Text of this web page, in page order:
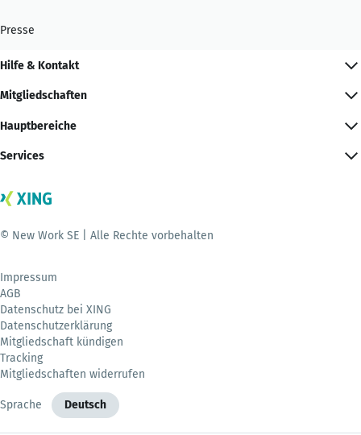
Presse
Hilfe & Kontakt
Mitgliedschaften
Hauptbereiche
Services
© New Work SE | Alle Rechte vorbehalten
Impressum
AGB
Datenschutz bei XING
Datenschutzerklärung
Mitgliedschaft kündigen
Tracking
Mitgliedschaften widerrufen
Sprache Deutsch